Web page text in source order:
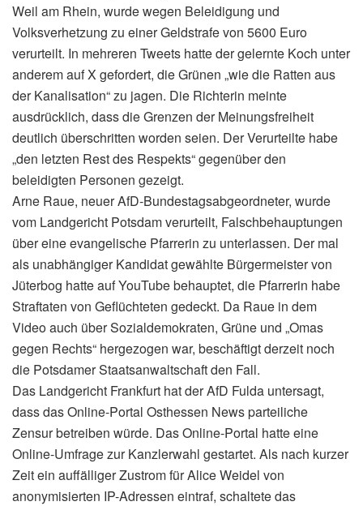
Weil am Rhein, wurde wegen Beleidigung und
Volksverhetzung zu einer Geldstrafe von 5600 Euro
verurteilt. In mehreren Tweets hatte der gelernte Koch unter
anderem auf X gefordert, die Grünen „wie die Ratten aus
der Kanalisation“ zu jagen. Die Richterin meinte
ausdrücklich, dass die Grenzen der Meinungsfreiheit
deutlich überschritten worden seien. Der Verurteilte habe
„den letzten Rest des Respekts“ gegenüber den
beleidigten Personen gezeigt.
Arne Raue, neuer AfD-Bundestagsabgeordneter, wurde
vom Landgericht Potsdam verurteilt, Falschbehauptungen
über eine evangelische Pfarrerin zu unterlassen. Der mal
als unabhängiger Kandidat gewählte Bürgermeister von
Jüterbog hatte auf YouTube behauptet, die Pfarrerin habe
Straftaten von Geflüchteten gedeckt. Da Raue in dem
Video auch über Sozialdemokraten, Grüne und „Omas
gegen Rechts“ hergezogen war, beschäftigt derzeit noch
die Potsdamer Staatsanwaltschaft den Fall.
Das Landgericht Frankfurt hat der AfD Fulda untersagt,
dass das Online-Portal Osthessen News parteiliche
Zensur betreiben würde. Das Online-Portal hatte eine
Online-Umfrage zur Kanzlerwahl gestartet. Als nach kurzer
Zeit ein auffälliger Zustrom für Alice Weidel von
anonymisierten IP-Adressen eintraf, schaltete das